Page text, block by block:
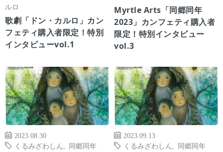
ルロ
歌劇「ドン・カルロ」カン
フェティ購入者限定！特別
インタビューvol.1
Myrtle Arts「同郷同年
2023」カンフェティ購入者
限定！特別インタビュー
vol.3
2023.08.30
くるみざわしん
同郷同年
2023.09.13
くるみざわしん
同郷同年